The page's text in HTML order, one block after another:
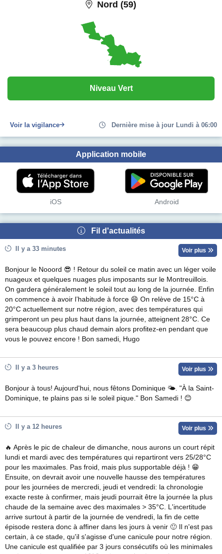
Nord (59)
Niveau Vert
Voir la vigilance Dernière mise à jour Lundi à 06:00
Application mobile
iOS Android
Fil d'actualités
Il y a 33 minutes Voir plus
Bonjour le Nooord 😎 ! Retour du soleil ce matin avec un léger voile
nuageux et quelques nuages plus imposants sur le Montreuillois.
On gardera généralement le soleil tout au long de la journée. Enfin
on commence à avoir l’habitude à force 😄 On relève de 15°C à
20°C actuellement sur notre région, avec des températures qui
grimperont un peu plus haut dans la journée, atteignent 28°C. Ce
sera beaucoup plus chaud demain alors profitez-en pendant que
vous le pouvez encore ! Bon samedi, Hugo
Il y a 3 heures Voir plus
Bonjour à tous! Aujourd'hui, nous fêtons Dominique 🌤. "À la Saint-
Dominique, te plains pas si le soleil pique." Bon Samedi ! 😊
Il y a 12 heures Voir plus
🔥 Après le pic de chaleur de dimanche, nous aurons un court répit
lundi et mardi avec des températures qui repartiront vers 25/28°C
pour les maximales. Pas froid, mais plus supportable déjà ! 😁
Ensuite, on devrait avoir une nouvelle hausse des températures
pour les journées de mercredi, jeudi et vendredi: la chronologie
exacte reste à confirmer, mais jeudi pourrait être la journée la plus
chaude de la semaine avec des maximales > 35°C. L'incertitude
arrive surtout à partir de la journée de vendredi, la fin de cette
épisode restera donc à affiner dans les jours à venir 🙂 Il n'est pas
certain, à ce stade, qu'il s'agisse d'une canicule pour notre région.
Une canicule est qualifiée par 3 jours consécutifs où les minimales